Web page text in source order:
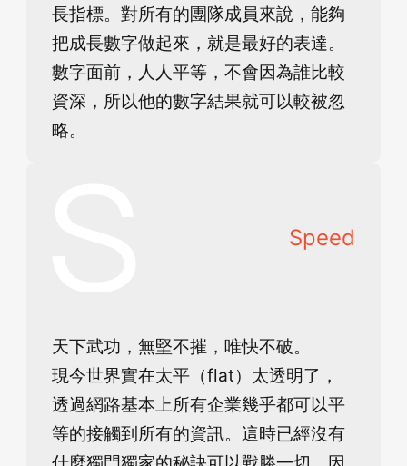
長指標。對所有的團隊成員來說，能夠
把成長數字做起來，就是最好的表達。
數字面前，人人平等，不會因為誰比較
資深，所以他的數字結果就可以較被忽
略。
Speed
天下武功，無堅不摧，唯快不破。
現今世界實在太平（flat）太透明了，
透過網路基本上所有企業幾乎都可以平
等的接觸到所有的資訊。這時已經沒有